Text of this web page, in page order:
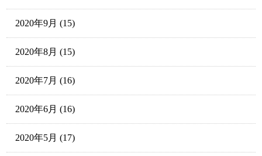
2020年9月 (15)
2020年8月 (15)
2020年7月 (16)
2020年6月 (16)
2020年5月 (17)